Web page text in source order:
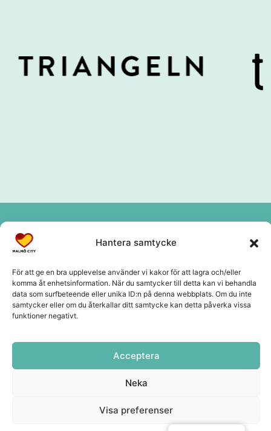
Hantera samtycke
För att ge en bra upplevelse använder vi kakor för att lagra och/eller
komma åt enhetsinformation. När du samtycker till detta kan vi behandla
data som surfbeteende eller unika ID:n på denna webbplats. Om du inte
samtycker eller om du återkallar ditt samtycke kan detta påverka vissa
funktioner negativt.
Acceptera
Neka
Visa preferenser